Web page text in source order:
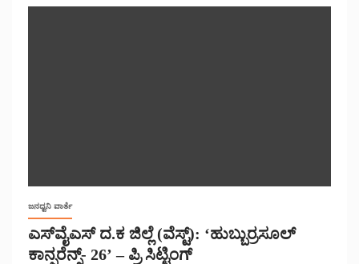
ಜನಧ್ವನಿ ವಾರ್ತೆ
ಎಸ್‌ವೈಎಸ್ ದ.ಕ ಜಿಲ್ಲೆ (ವೆಸ್ಟ್): ‘ಹುಬ್ಬುರ್ರಸೂಲ್
ಕಾನ್ಫರೆನ್ಸ್- 26’ – ಪ್ರಿ ಸಿಟ್ಟಿಂಗ್